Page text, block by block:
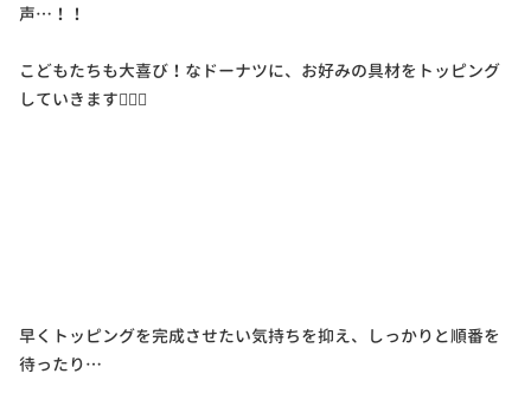
声…！！
こどもたちも大喜び！なドーナツに、お好みの具材をトッピング
していきます🙋🏻‍♂️
早くトッピングを完成させたい気持ちを抑え、しっかりと順番を
待ったり…